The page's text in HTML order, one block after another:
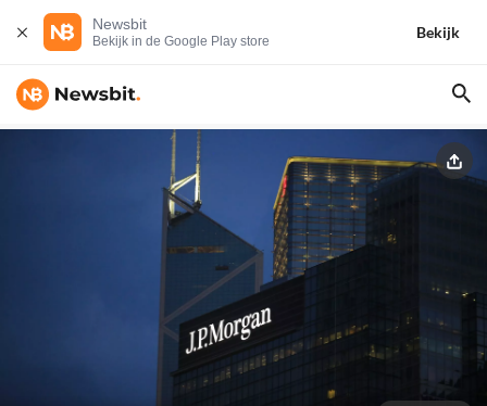
Newsbit
Bekijk in de Google Play store
Bekijk